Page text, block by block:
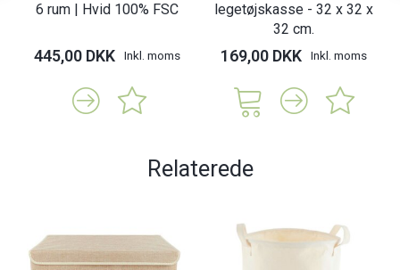
6 rum | Hvid 100% FSC
445,00 DKK Inkl. moms
legetøjskasse - 32 x 32 x
32 cm.
169,00 DKK Inkl. moms
Relaterede